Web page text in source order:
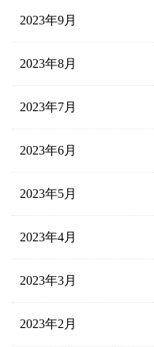
2023年9月
2023年8月
2023年7月
2023年6月
2023年5月
2023年4月
2023年3月
2023年2月